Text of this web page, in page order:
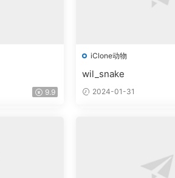
9.9
iClone动物
wil_snake
2024-01-31